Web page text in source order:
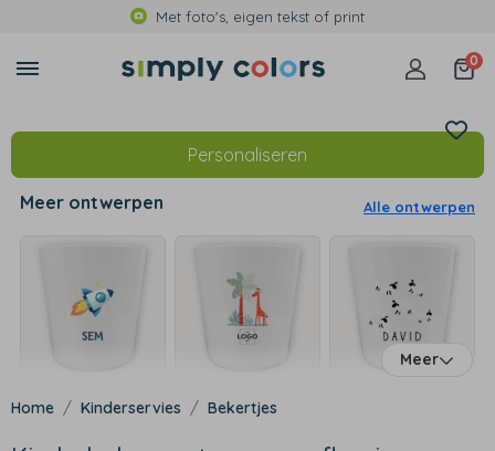
Met foto's, eigen tekst of print
0
Personaliseren
Meer ontwerpen Alle ontwerpen
Meer
Kinderservies Bekertjes